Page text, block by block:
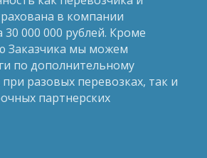
в компании
000 000 рублей. Кроме
Заказчика мы можем
по дополнительному
разовых перевозках, так и
партнерских